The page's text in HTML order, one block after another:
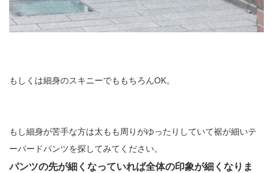
もしくは細身のスキニーでももちろんOK。
もし細身が苦手な方は太もも周りがゆったりしていて裾が細いテ
ーパードパンツを探してみてください。
パンツの先が細くなっていれば全体の印象が細くなりま